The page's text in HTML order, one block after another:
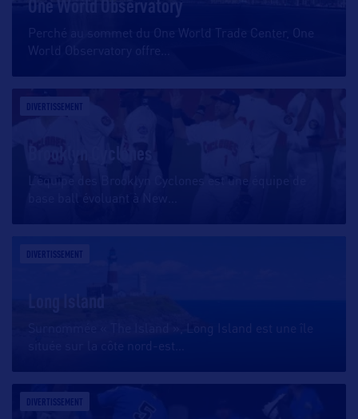
One World Observatory
Perché au sommet du One World Trade Center, One
World Observatory offre
DIVERTISSEMENT
L’équipe des Brooklyn Cyclones est une équipe de
base ball évoluant à New
DIVERTISSEMENT
Surnommée « The Island », Long Island est une île
située sur la côte nord-est
DIVERTISSEMENT